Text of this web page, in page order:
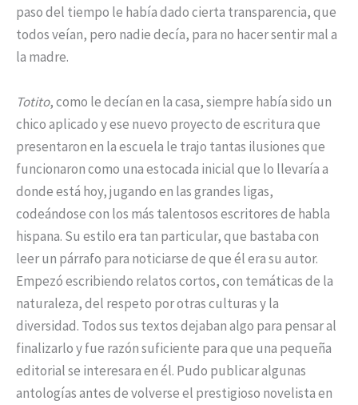
paso del tiempo le había dado cierta transparencia, que
todos veían, pero nadie decía, para no hacer sentir mal a
la madre.
Totito, como le decían en la casa, siempre había sido un
chico aplicado y ese nuevo proyecto de escritura que
presentaron en la escuela le trajo tantas ilusiones que
funcionaron como una estocada inicial que lo llevaría a
donde está hoy, jugando en las grandes ligas,
codeándose con los más talentosos escritores de habla
hispana. Su estilo era tan particular, que bastaba con
leer un párrafo para noticiarse de que él era su autor.
Empezó escribiendo relatos cortos, con temáticas de la
naturaleza, del respeto por otras culturas y la
diversidad. Todos sus textos dejaban algo para pensar al
finalizarlo y fue razón suficiente para que una pequeña
editorial se interesara en él. Pudo publicar algunas
antologías antes de volverse el prestigioso novelista en